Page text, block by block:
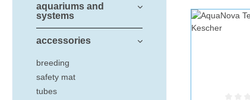
aquariums and
systems
accessories
breeding
safety mat
tubes